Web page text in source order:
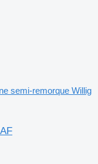
semi-remorque Willig